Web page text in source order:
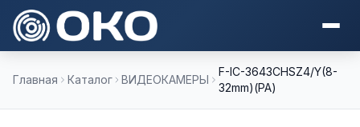
Главная Каталог ВИДЕОКАМЕРЫ
F-IC-3643CHSZ4/Y(8-
32mm)(PA)